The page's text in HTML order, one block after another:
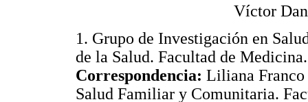
Víctor
1. Grupo de Investigación en
de la Salud. Facultad de
Correspondencia: Liliana Franco
Salud Familiar y Comunitaria.